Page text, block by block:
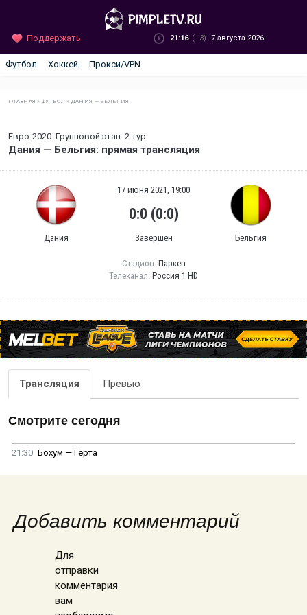
Поддержать 21:16 (+3) 7 августа 2026
Футбол Хоккей Прокси/VPN
ГЛАВНАЯ »ФУТБОЛ » ДАНИЯ — БЕЛЬГИЯ
Евро-2020. Групповой этап. 2 тур
Дания — Бельгия: прямая трансляция
Дания
17 июня 2021, 19:00
0:0 (0:0)
Завершен Бельгия
Стадион: Паркен
Телеканал: Россия 1 HD
Трансляция Превью
Смотрите сегодня
21:30 Бохум — Герта
Добавить комментарий
Для
отправки
комментария
вам